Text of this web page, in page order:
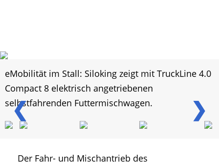
❮ ❯
eMobilität im Stall: Siloking zeigt mit TruckLine 4.0
Compact 8 elektrisch angetriebenen
selbstfahrenden Futtermischwagen.
Der Fahr- und Mischantrieb des